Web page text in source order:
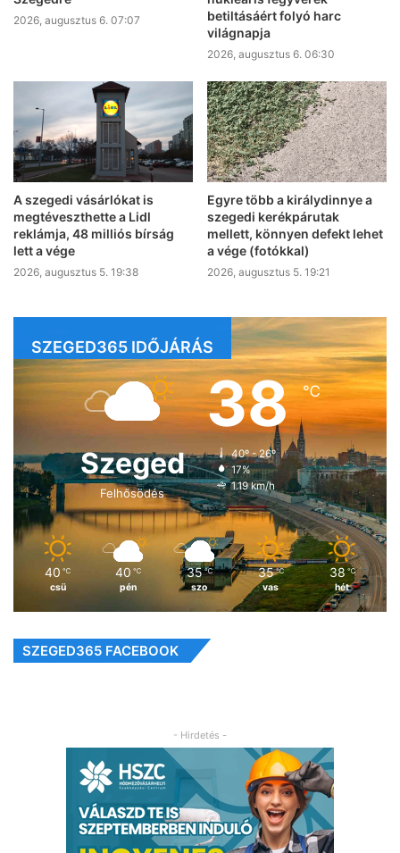
2026, augusztus 6. 07:07
betiltásáért folyó harc
világnapja
2026, augusztus 6. 06:30
A szegedi vásárlókat is
megtéveszthette a Lidl
reklámja, 48 milliós bírság
lett a vége
2026, augusztus 5. 19:38
Egyre több a királydinnye a
szegedi kerékpárutak
mellett, könnyen defekt lehet
a vége (fotókkal)
2026, augusztus 5. 19:21
SZEGED365 IDŐJÁRÁS
Szeged
Felhősödés
38℃
40º - 26º
17%
1.19 km/h
40 ℃
csü
40 ℃
pén
35 ℃
szo
35 ℃
vas
38 ℃
hét
SZEGED365 FACEBOOK
- Hirdetés -